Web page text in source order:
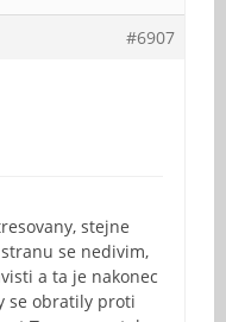
#6907
stejne
se nedivim,
a ta je nakonec
se obratily proti